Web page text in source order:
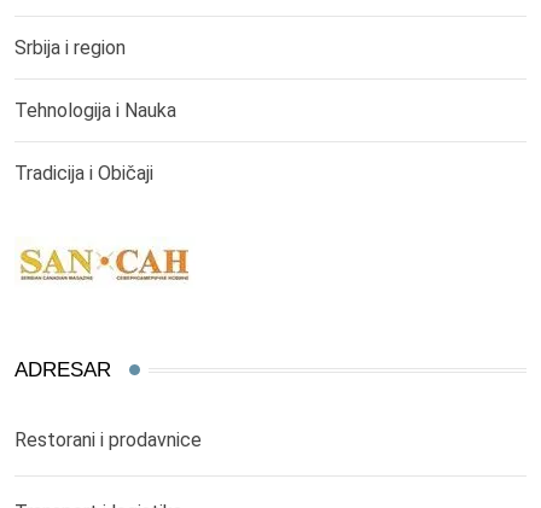
Srbija i region
Tehnologija i Nauka
Tradicija i Običaji
ADRESAR
Restorani i prodavnice